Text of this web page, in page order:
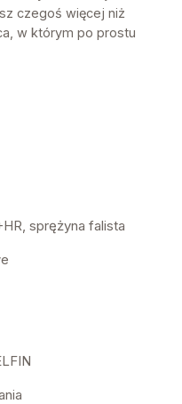
czegoś więcej niż
w którym po prostu
sprężyna falista